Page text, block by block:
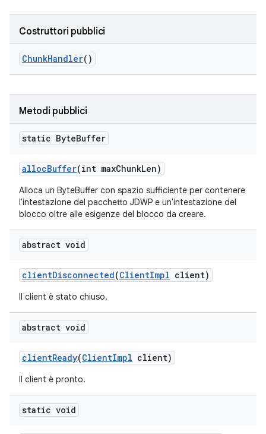
Costruttori pubblici
ChunkHandler()
Metodi pubblici
static ByteBuffer
allocBuffer(int maxChunkLen)
Alloca un ByteBuffer con spazio sufficiente per contenere
l'intestazione del pacchetto JDWP e un'intestazione del
blocco oltre alle esigenze del blocco da creare.
abstract void
clientDisconnected(ClientImpl client)
Il client è stato chiuso.
abstract void
clientReady(ClientImpl client)
Il client è pronto.
static void